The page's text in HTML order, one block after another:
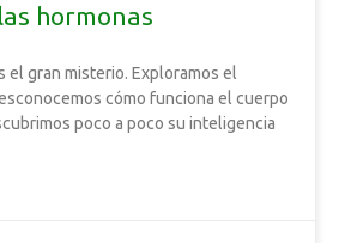
hormonas
el gran misterio. Exploramos el
cómo funciona el cuerpo
poco a poco su inteligencia